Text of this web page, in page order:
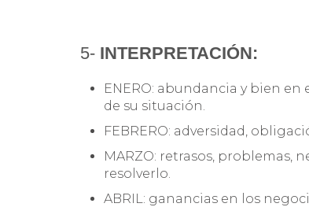
5- INTERPRETACIÓN:
ENERO: abundancia y bien
de su situación.
FEBRERO: adversidad,
MARZO: retrasos, problemas,
resolverlo.
ABRIL: ganancias en los